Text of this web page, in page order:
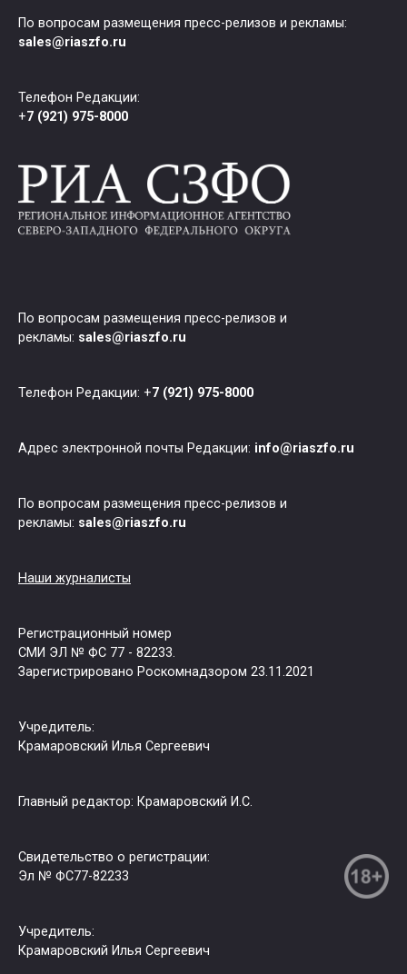
По вопросам размещения пресс-релизов и рекламы:
sales@riaszfo.ru
Телефон Редакции:
+7 (921) 975-8000
По вопросам размещения пресс-релизов и
рекламы: sales@riaszfo.ru
Телефон Редакции: +7 (921) 975-8000
Адрес электронной почты Редакции: info@riaszfo.ru
По вопросам размещения пресс-релизов и
рекламы: sales@riaszfo.ru
Наши журналисты
Регистрационный номер
СМИ ЭЛ № ФС 77 - 82233.
Зарегистрировано Роскомнадзором 23.11.2021
Учредитель:
Крамаровский Илья Сергеевич
Главный редактор: Крамаровский И.С.
Свидетельство о регистрации:
Эл № ФС77-82233
Учредитель:
Крамаровский Илья Сергеевич